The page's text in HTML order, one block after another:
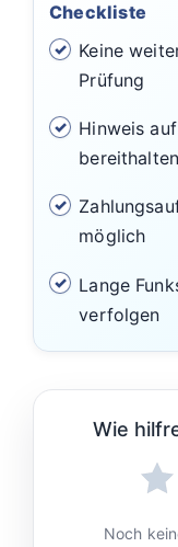
Checkliste
Keine
Prüfung
Hinweis
bereithalten
möglich
Lange
verfolgen
Wie
Noch